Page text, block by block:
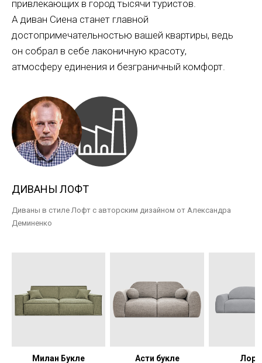
привлекающих в город тысячи туристов.
А диван Сиена станет главной
достопримечательностью вашей квартиры, ведь
он собрал в себе лаконичную красоту,
атмосферу единения и безграничный комфорт.
ДИВАНЫ ЛОФТ
Диваны в стиле Лофт с авторским дизайном от Александра
Деминенко
Милан Букле
Асти букле